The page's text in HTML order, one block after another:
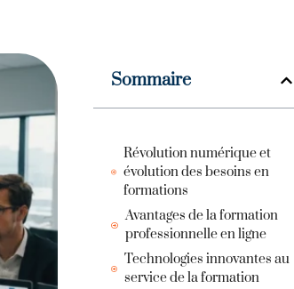
Sommaire
Révolution numérique et
évolution des besoins en
formations
Avantages de la formation
professionnelle en ligne
Technologies innovantes au
service de la formation